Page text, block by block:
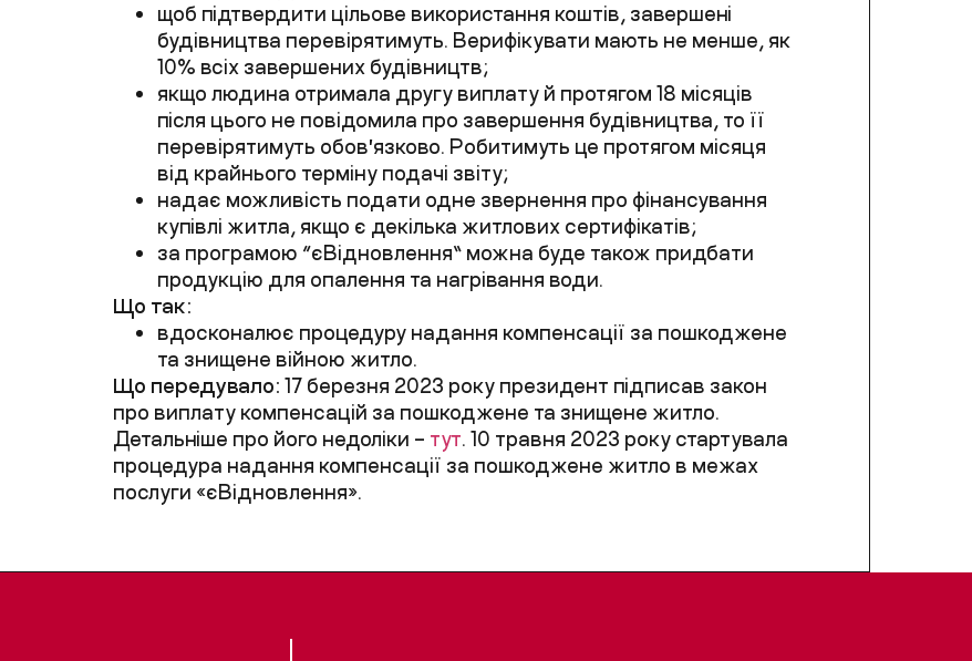
щоб підтвердити цільове використання коштів, завершені
будівництва перевірятимуть. Верифікувати мають не менше, як
10% всіх завершених будівництв;
якщо людина отримала другу виплату й протягом 18 місяців
після цього не повідомила про завершення будівництва, то її
перевірятимуть обовʼязково. Робитимуть це протягом місяця
від крайнього терміну подачі звіту;
надає можливість подати одне звернення про фінансування
купівлі житла, якщо є декілька житлових сертифікатів;
за програмою “єВідновлення” можна буде також придбати
продукцію для опалення та нагрівання води.
Що так:
вдосконалює процедуру надання компенсації за пошкоджене
та знищене війною житло.
Що передувало:17 березня 2023 року президент підписав закон
про виплату компенсацій за пошкоджене та знищене житло.
Детальніше про його недоліки – тут. 10 травня 2023 року стартувала
процедура надання компенсації за пошкоджене житло в межах
послуги «єВідновлення».